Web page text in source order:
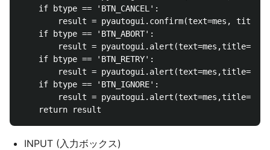
    if btype == 'BTN_CANCEL':
result = pyautogui.confirm(text=mes,
    if btype == 'BTN_ABORT':
result =
    if btype == 'BTN_RETRY':
result =
    if btype == 'BTN_IGNORE':
result =
INPUT (入力ボックス)